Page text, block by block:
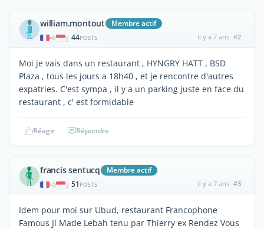
william.montout Membre actif
| 44POSTS il y a 7 ans #2
Moi je vais dans un restaurant , HYNGRY HATT , BSD
Plaza , tous les jours a 18h40 , et je rencontre d'autres
expatries. C'est sympa , il y a un parking juste en face du
restaurant , c' est formidable
Réagir Répondre
francis sentucq Membre actif
| 51 POSTS il y a 7 ans #3
Idem pour moi sur Ubud, restaurant Francophone
Famous Jl Made Lebah tenu par Thierry ex Rendez Vous